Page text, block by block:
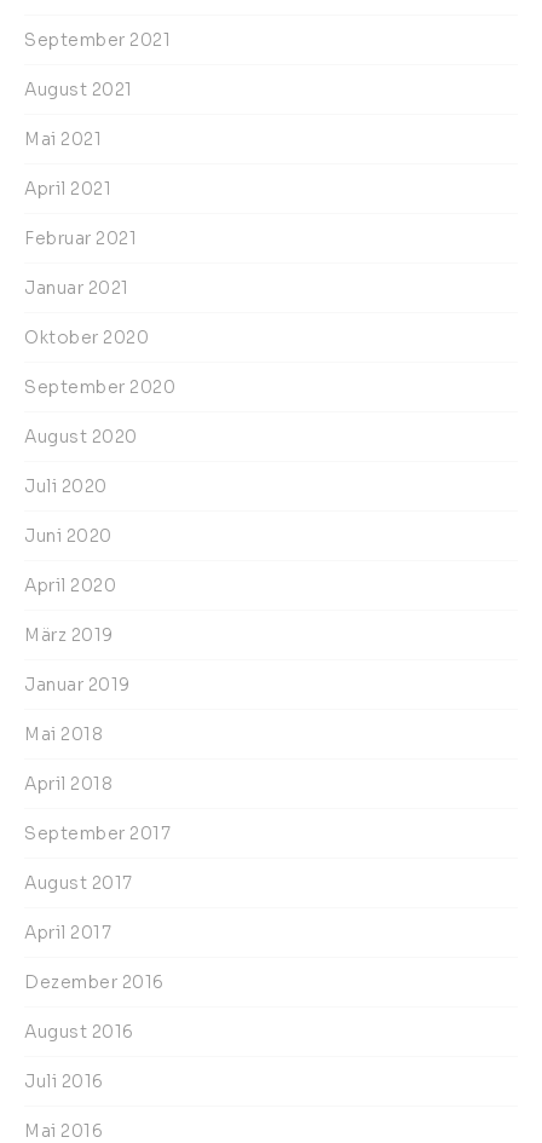
September 2021
August 2021
Mai 2021
April 2021
Februar 2021
Januar 2021
Oktober 2020
September 2020
August 2020
Juli 2020
Juni 2020
April 2020
März 2019
Januar 2019
Mai 2018
April 2018
September 2017
August 2017
April 2017
Dezember 2016
August 2016
Juli 2016
Mai 2016